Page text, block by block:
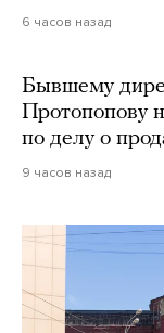
6 часов назад
Бывшему
Протопопову
по делу о
9 часов назад